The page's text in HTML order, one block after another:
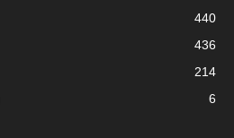
440
436
214
6